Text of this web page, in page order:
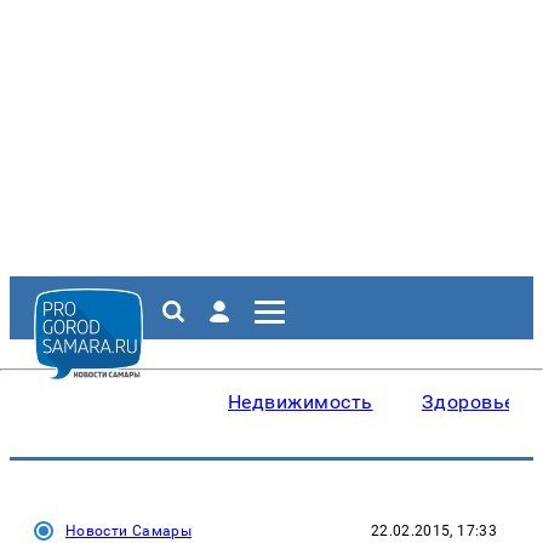
Недвижимость Здоровье
Новости Самары 22.02.2015, 17:33